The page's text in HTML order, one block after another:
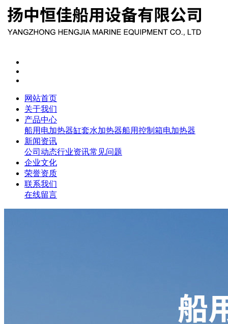
网站首页
关于我们
产品中心
船用电加热器缸套水加热器船用控制箱电加热器
新闻资讯
公司动态行业资讯常见问题
企业文化
荣誉资质
联系我们
在线留言